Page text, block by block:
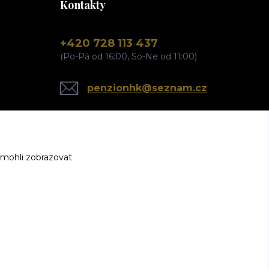
Kontakty
+420 728 113 437
(Po-Pá od 16:00, So-Ne od 11:00)
penzionhk@seznam.cz
zobrazovat